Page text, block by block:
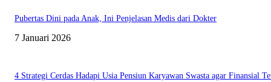
Pubertas Dini pada Anak, Ini Penjelasan Medis dari Dokter
7 Januari 2026
4 Strategi Cerdas Hadapi Usia Pensiun Karyawan Swasta agar Finansial